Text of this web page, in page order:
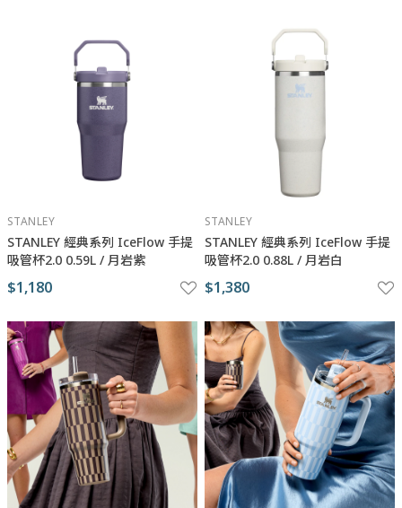
STANLEY
STANLEY 經典系列 IceFlow 手提
吸管杯2.0 0.59L / 月岩紫
$1,180
STANLEY
STANLEY 經典系列 IceFlow 手提
吸管杯2.0 0.88L / 月岩白
$1,380